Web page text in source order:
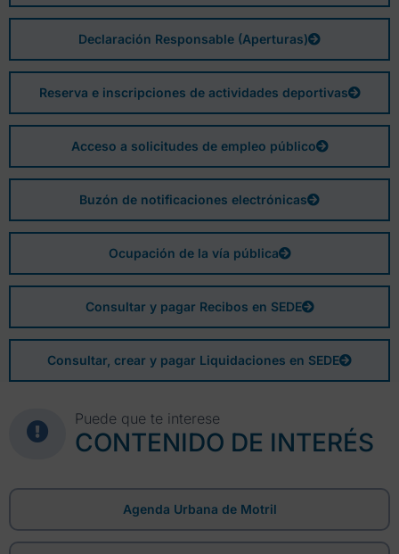
Declaración Responsable (Aperturas)
Reserva e inscripciones de actividades deportivas
Acceso a solicitudes de empleo público
Buzón de notificaciones electrónicas
Ocupación de la vía pública
Consultar y pagar Recibos en SEDE
Consultar, crear y pagar Liquidaciones en SEDE
Puede que te interese
CONTENIDO DE INTERÉS
Agenda Urbana de Motril